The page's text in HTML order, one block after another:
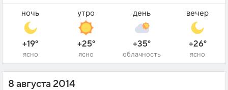
ночь
+19°
ясно
утро
+25°
ясно
день
+35°
облачность
вечер
+26°
ясно
8 августа 2014